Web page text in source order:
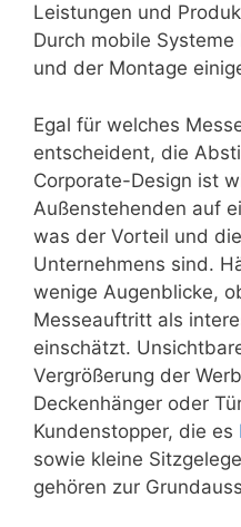
Leistungen und
Durch mobile
und der Montage
Egal für welches
entscheident, die
Corporate-Design ist
Außenstehenden auf
was der Vorteil und
Unternehmens sind.
wenige Augenblicke,
Messeauftritt als
einschätzt.
Vergrößerung der
Deckenhänger oder
Kundenstopper, die es
sowie kleine
gehören zur